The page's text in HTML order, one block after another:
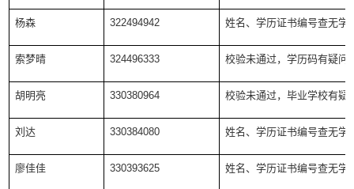
杨森 322494942 姓名、学历证书编号查无学
索梦晴 324496333 校验未通过，学历码有疑问
胡明亮 330380964 校验未通过，毕业学校有疑
刘达 330384080 姓名、学历证书编号查无学
廖佳佳 330393625 姓名、学历证书编号查无学